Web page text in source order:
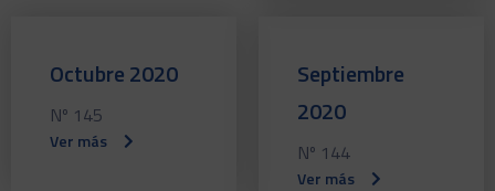
Octubre 2020
Nº 145
Ver más
Septiembre
2020
Nº 144
Ver más